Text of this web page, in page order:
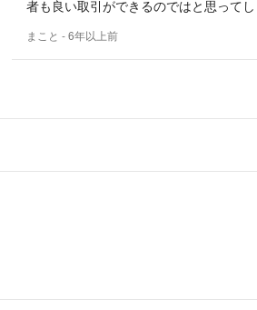
者も良い取引ができるのではと思って
まこと - 6年以上前